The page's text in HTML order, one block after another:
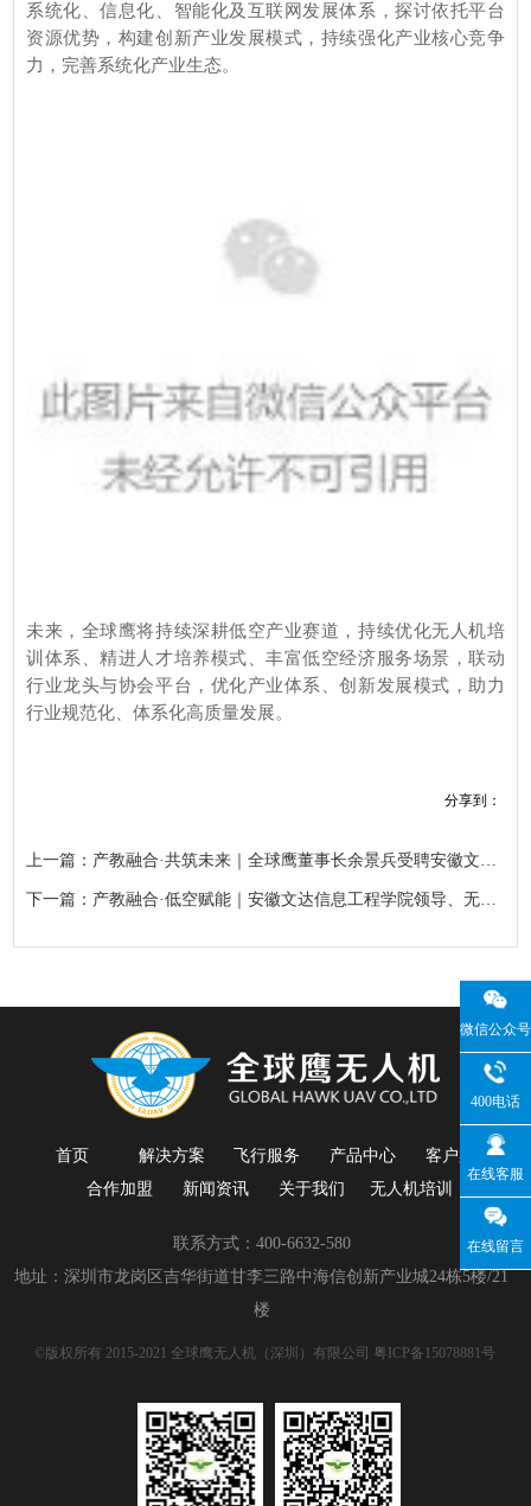
系统化、信息化、智能化及互联网发展体系，探讨依托平台
资源优势，构建创新产业发展模式，持续强化产业核心竞争
力，完善系统化产业生态。
未来，全球鹰将持续深耕低空产业赛道，持续优化无人机培
训体系、精进人才培养模式、丰富低空经济服务场景，联动
行业龙头与协会平台，优化产业体系、创新发展模式，助力
行业规范化、体系化高质量发展。
分享到：
微信公众号
400电话
在线客服
在线留言
首页 解决方案 飞行服务 产品中心
客户案例
合作加盟
新闻资讯 关于我们 无人机培训
联系方式：400-6632-580
地址：深圳市龙岗区吉华街道甘李三路中海信创新产业城24栋5楼/21
楼
©版权所有 2015-2021 全球鹰无人机（深圳）有限公司粤ICP备15078881号